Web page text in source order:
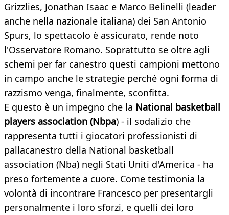
Grizzlies, Jonathan Isaac e Marco Belinelli (leader
anche nella nazionale italiana) dei San Antonio
Spurs, lo spettacolo è assicurato, rende noto
l'Osservatore Romano. Soprattutto se oltre agli
schemi per far canestro questi campioni mettono
in campo anche le strategie perché ogni forma di
razzismo venga, finalmente, sconfitta.
E questo è un impegno che la National basketball
players association (Nbpa) - il sodalizio che
rappresenta tutti i giocatori professionisti di
pallacanestro della National basketball
association (Nba) negli Stati Uniti d'America - ha
preso fortemente a cuore. Come testimonia la
volontà di incontrare Francesco per presentargli
personalmente i loro sforzi, e quelli dei loro